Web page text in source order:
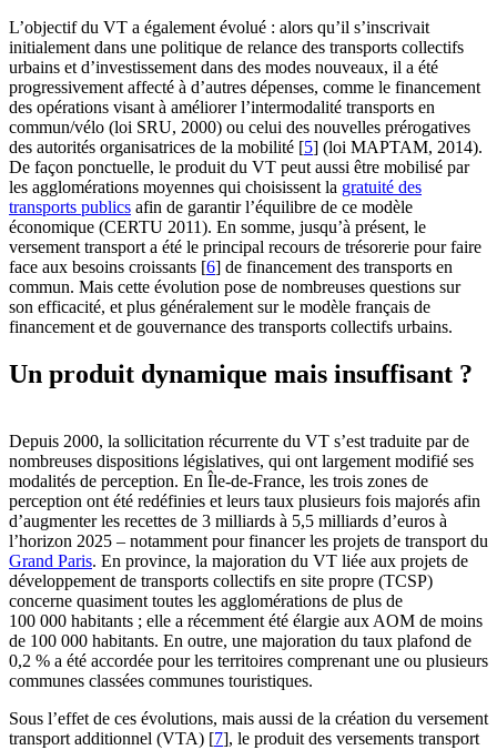
L’objectif du VT a également évolué : alors qu’il s’inscrivait
initialement dans une politique de relance des transports collectifs
urbains et d’investissement dans des modes nouveaux, il a été
progressivement affecté à d’autres dépenses, comme le financement
des opérations visant à améliorer l’intermodalité transports en
commun/vélo (loi SRU, 2000) ou celui des nouvelles prérogatives
des autorités organisatrices de la mobilité [5] (loi MAPTAM, 2014).
De façon ponctuelle, le produit du VT peut aussi être mobilisé par
les agglomérations moyennes qui choisissent la gratuité des
transports publics afin de garantir l’équilibre de ce modèle
économique (CERTU 2011). En somme, jusqu’à présent, le
versement transport a été le principal recours de trésorerie pour faire
face aux besoins croissants [6] de financement des transports en
commun. Mais cette évolution pose de nombreuses questions sur
son efficacité, et plus généralement sur le modèle français de
financement et de gouvernance des transports collectifs urbains.
Un produit dynamique mais insuffisant ?
Depuis 2000, la sollicitation récurrente du VT s’est traduite par de
nombreuses dispositions législatives, qui ont largement modifié ses
modalités de perception. En Île-de-France, les trois zones de
perception ont été redéfinies et leurs taux plusieurs fois majorés afin
d’augmenter les recettes de 3 milliards à 5,5 milliards d’euros à
l’horizon 2025 – notamment pour financer les projets de transport du
Grand Paris. En province, la majoration du VT liée aux projets de
développement de transports collectifs en site propre (TCSP)
concerne quasiment toutes les agglomérations de plus de
100 000 habitants ; elle a récemment été élargie aux AOM de moins
de 100 000 habitants. En outre, une majoration du taux plafond de
0,2 % a été accordée pour les territoires comprenant une ou plusieurs
communes classées communes touristiques.
Sous l’effet de ces évolutions, mais aussi de la création du versement
transport additionnel (VTA) [7], le produit des versements transport